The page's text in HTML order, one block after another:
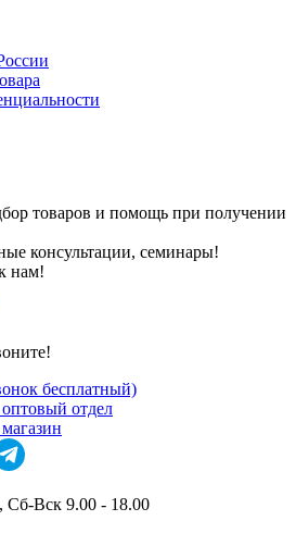
товаров и помощь при получении
консультации, семинары!
нам!
бесплатный)
отдел
Вск 9.00 - 18.00